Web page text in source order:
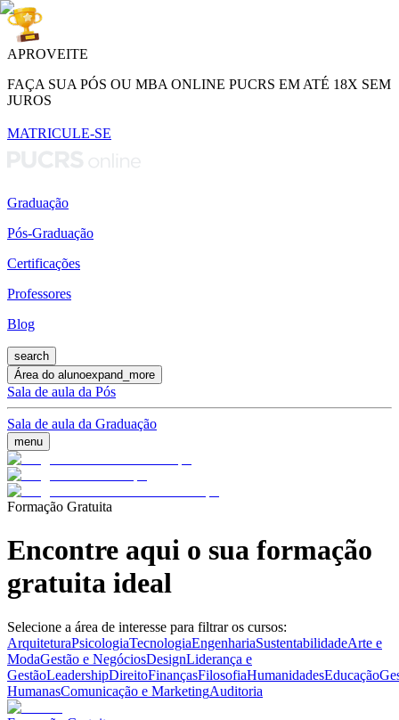
APROVEITE
FAÇA SUA PÓS OU MBA ONLINE PUCRS EM ATÉ 18X SEM
JUROS
MATRICULE-SE
Graduação
Pós-Graduação
Certificações
Professores
Blog
search
Área do alunoexpand_more
Sala de aula da Pós
Sala de aula da Graduação
menu
Formação Gratuita
Encontre aqui o sua formação
gratuita ideal
Selecione a área de interesse para filtrar os cursos:
ArquiteturaPsicologiaTecnologiaEngenhariaSustentabilidadeArte e
ModaGestão e NegóciosDesignLiderança e
GestãoLeadershipDireitoFinançasFilosofiaHumanidadesEducação
HumanasComunicação e MarketingAuditoria